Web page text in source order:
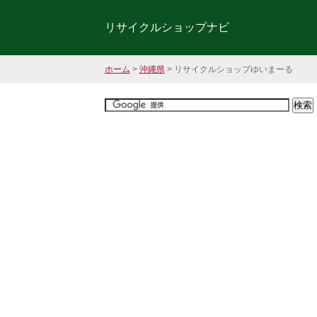
リサイクルショップナビ
ホーム > 沖縄県> リサイクルショップゆいまーる